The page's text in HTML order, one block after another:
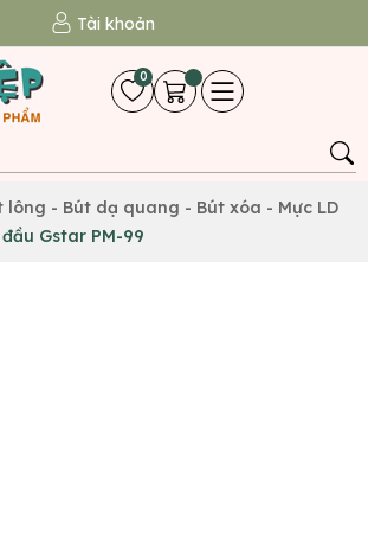
Tài khoản
0
lông - Bút dạ quang - Bút xóa - Mực LD
Gstar PM-99